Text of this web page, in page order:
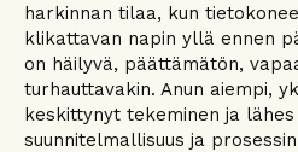
harkinnan tilaa, kun
klikattavan napin yllä ennen
on häilyvä, päättämätön,
turhauttavakin. Anun aiempi,
keskittynyt tekeminen ja
suunnitelmallisuus ja